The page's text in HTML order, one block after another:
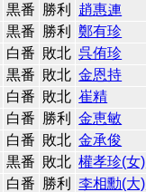
黒番 勝利 趙惠連
黒番 勝利 鄭有珍
白番 敗北 呉侑珍
黒番 敗北 金恩持
白番 敗北 崔精
白番 勝利 金恵敏
白番 敗北 金承俊
黒番 敗北 權孝珍(女)
白番 勝利 李相勳(大)